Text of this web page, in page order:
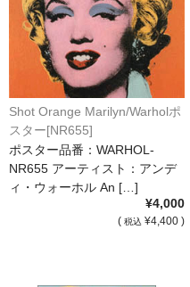
Shot Orange Marilyn/Warholポ
スター[NR655]
ポスター品番：WARHOL-
NR655 アーティスト：アンデ
ィ・ウォーホル An […]
¥4,000
( 税込 ¥4,400 )